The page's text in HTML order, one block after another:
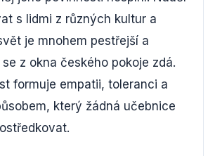
s lidmi z různých kultur a
je mnohem pestřejší a
z okna českého pokoje zdá.
formuje empatii, toleranci a
který žádná učebnice